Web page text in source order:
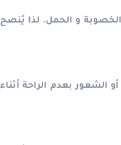
الخصوبة و الحمل. لذا يُنصح
الشعور بعدم الراحة أثناء